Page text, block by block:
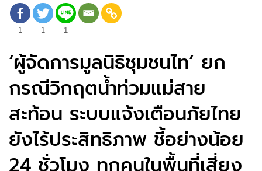
1 1 1
‘ผู้จัดการมูลนิธิชุมชนไท’ ยก
กรณีวิกฤตน้ำท่วมแม่สาย
สะท้อน ระบบแจ้งเตือนภัยไทย
ยังไร้ประสิทธิภาพ ชี้อย่างน้อย
24 ชั่วโมง ทุกคนในพื้นที่เสี่ยง